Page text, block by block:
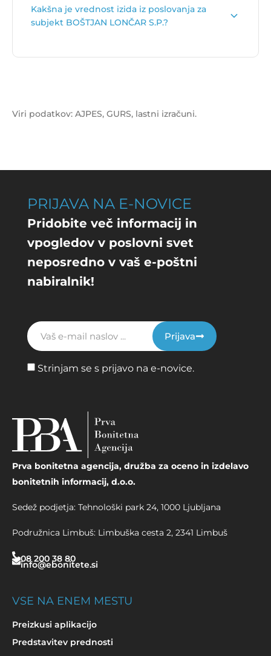
LONČAR S.P. je118.891 €.
Kakšna je vrednost izida iz poslovanja za
subjekt BOŠTJAN LONČAR S.P.?
LONČAR S.P. je20.614 €.
Viri podatkov: AJPES, GURS, lastni izračuni.
PRIJAVA NA E-NOVICE
Pridobite več informacij in
vpogledov v poslovni svet
neposredno v vaš e-poštni
nabiralnik!
Strinjam se s prijavo na e-novice.
Prijava
Prva bonitetna agencija, družba za oceno in izdelavo
bonitetnih informacij, d.o.o.
Sedež podjetja: Tehnološki park 24, 1000 Ljubljana
Podružnica Limbuš: Limbuška cesta 2, 2341 Limbuš
08 200 38 80
info@ebonitete.si
VSE NA ENEM MESTU
Preizkusi aplikacijo
Predstavitev prednosti